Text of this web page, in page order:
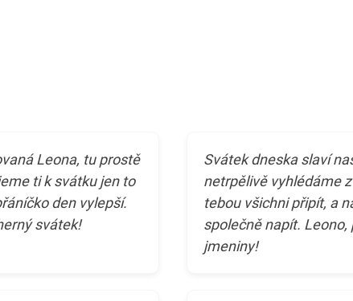
Leona, tu prostě
ti k svátku jen to
den vylepší.
svátek!
Svátek dneska slaví
netrpělivě vyhlédáme
tebou všichni připít, a
společně napít.
jmeniny!